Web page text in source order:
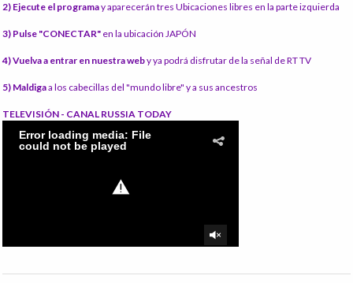
2) Ejecute el programay aparecerán tres Ubicaciones libres en la parte izquierda
3) Pulse "CONECTAR" en la ubicación JAPÓN
4) Vuelva a entrar en nuestra weby ya podrá disfrutar de la señal de RT TV
5) Maldigaa los cabecillas del "mundo libre" y a sus ancestros
TELEVISIÓN - CANAL RUSSIA TODAY